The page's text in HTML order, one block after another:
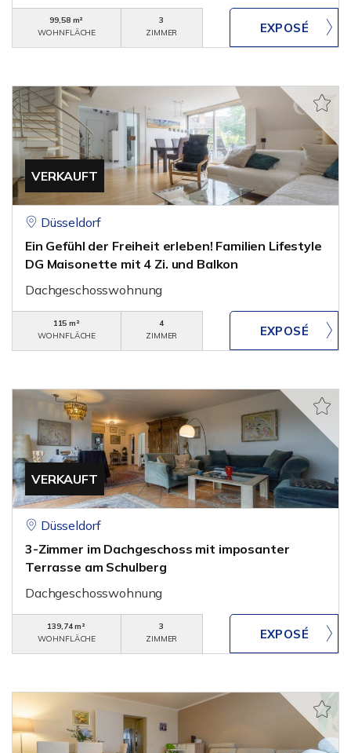
99,58 m²
WOHNFLÄCHE
3
ZIMMER
VERKAUFT
Düsseldorf
Ein Gefühl der Freiheit erleben! Familien Lifestyle
DG Maisonette mit 4 Zi. und Balkon
Dachgeschosswohnung
115 m²
WOHNFLÄCHE
4
ZIMMER
VERKAUFT
Düsseldorf
3-Zimmer im Dachgeschoss mit imposanter
Terrasse am Schulberg
Dachgeschosswohnung
139,74 m²
WOHNFLÄCHE
3
ZIMMER